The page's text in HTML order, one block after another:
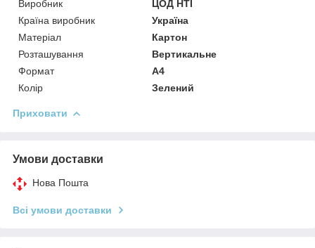
Виробник
ЦОД НТІ
Країна виробник
Україна
Матеріал
Картон
Розташування
Вертикальне
Формат
A4
Колір
Зелений
Приховати
Умови доставки
Нова Пошта
Всі умови доставки